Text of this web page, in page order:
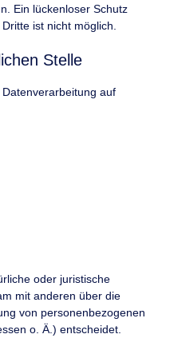
Ein lückenloser Schutz
ist nicht möglich.
Stelle
auf
oder juristische
mit anderen über die
von personenbezogenen
o. Ä.) entscheidet.